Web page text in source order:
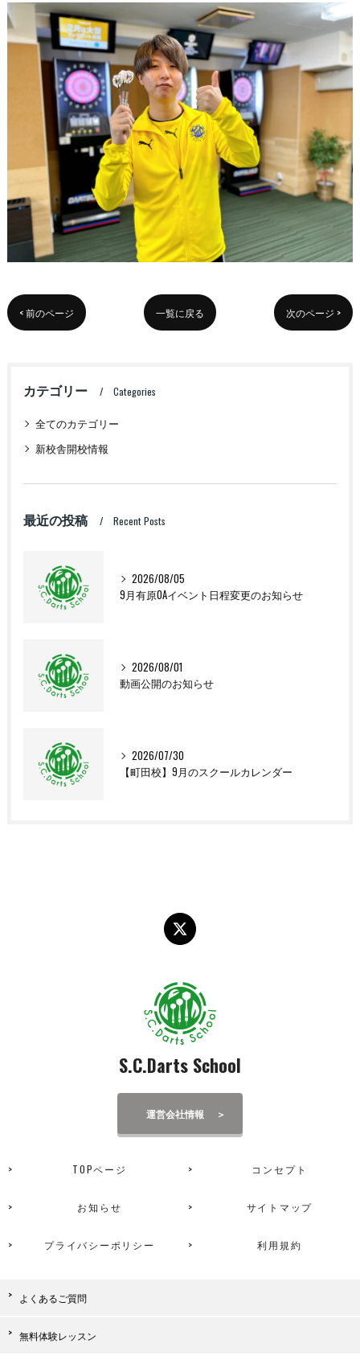
< 前のページ 一覧に戻る 次のページ >
カテゴリー Categories
全てのカテゴリー
新校舎開校情報
最近の投稿 Recent Posts
2026/08/05
9月有原OAイベント日程変更のお知らせ
2026/08/01
動画公開のお知らせ
2026/07/30
【町田校】9月のスクールカレンダー
TOPページ コンセプト
お知らせ サイトマップ
プライバシーポリシー 利用規約
S.C.Darts School
運営会社情報
よくあるご質問
無料体験レッスン